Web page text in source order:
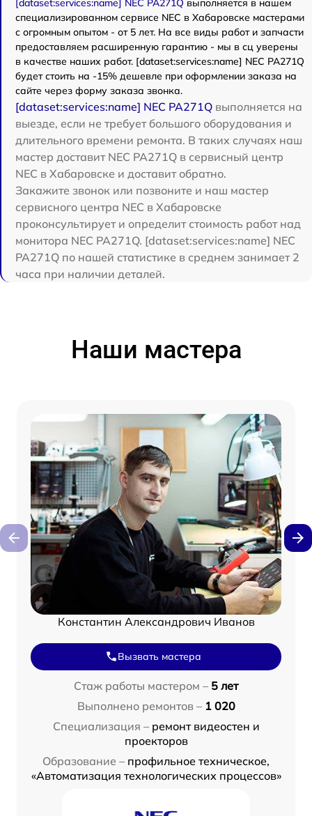
специализированном сервисе NEC в Хабаровске мастерами
с огромным опытом - от 5 лет. На все виды работ и запчасти
предоставляем расширенную гарантию - мы в сц уверены
в качестве наших работ. [dataset:services:name] NEC PA271Q
будет стоить на -15% дешевле при оформлении заказа на
сайте через форму заказа звонка.
[dataset:services:name] NEC PA271Q выполняется на
выезде, если не требует большого оборудования и
длительного времени ремонта. В таких случаях наш
мастер доставит NEC PA271Q в сервисный центр
NEC в Хабаровске и доставит обратно.
Закажите звонок или позвоните и наш мастер
сервисного центра NEC в Хабаровске
проконсультирует и определит стоимость работ над
монитора NEC PA271Q. [dataset:services:name] NEC
PA271Q по нашей статистике в среднем занимает 2
часа при наличии деталей.
Наши мастера
Константин Александрович Иванов
Вызвать мастера
Стаж работы мастером – 5 лет
Выполнено ремонтов – 1 020
Специализация – ремонт видеостен и
проекторов
Образование – профильное техническое,
«Автоматизация технологических процессов»